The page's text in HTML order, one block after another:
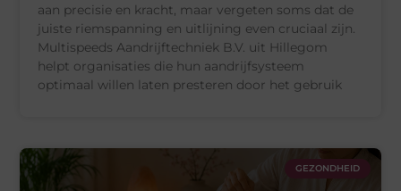
aan precisie en kracht, maar vergeten soms dat de
juiste riemspanning en uitlijning even cruciaal zijn.
Multispeeds Aandrijftechniek B.V. uit Hillegom
helpt organisaties die hun aandrijfsysteem
optimaal willen laten presteren door het gebruik
GEZONDHEID